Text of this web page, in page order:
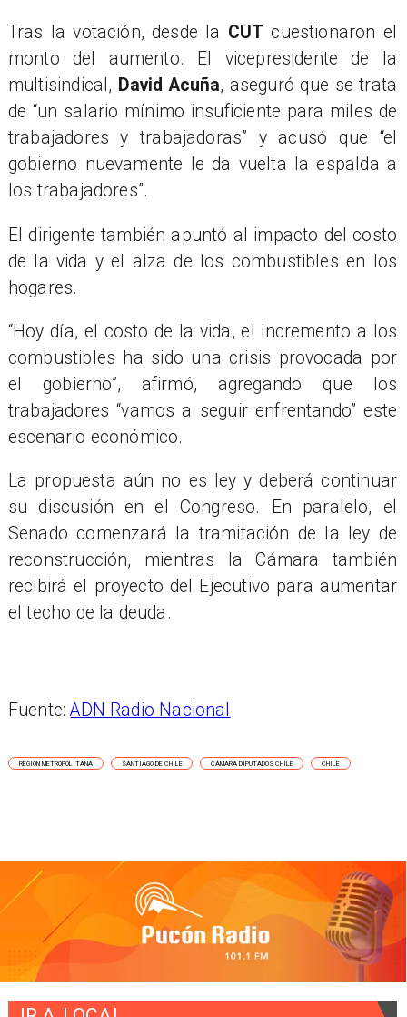
Tras la votación, desde la CUT cuestionaron el
monto del aumento. El vicepresidente de la
multisindical, David Acuña, aseguró que se trata
de “un salario mínimo insuficiente para miles de
trabajadores y trabajadoras” y acusó que “el
gobierno nuevamente le da vuelta la espalda a
los trabajadores”.
El dirigente también apuntó al impacto del costo
de la vida y el alza de los combustibles en los
hogares.
“Hoy día, el costo de la vida, el incremento a los
combustibles ha sido una crisis provocada por
el gobierno”, afirmó, agregando que los
trabajadores “vamos a seguir enfrentando” este
escenario económico.
La propuesta aún no es ley y deberá continuar
su discusión en el Congreso. En paralelo, el
Senado comenzará la tramitación de la ley de
reconstrucción, mientras la Cámara también
recibirá el proyecto del Ejecutivo para aumentar
el techo de la deuda.
Fuente:ADN Radio Nacional
REGIÓN METROPOLITANA SANTIAGO DE CHILE CÁMARA DIPUTADOS CHILE CHILE